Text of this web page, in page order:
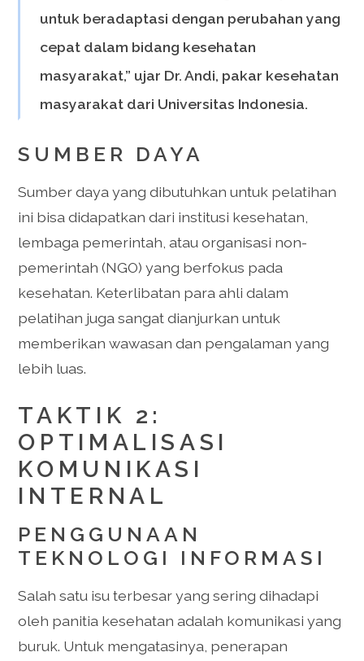
untuk beradaptasi dengan perubahan yang
cepat dalam bidang kesehatan
masyarakat,” ujar Dr. Andi, pakar kesehatan
masyarakat dari Universitas Indonesia.
SUMBER DAYA
Sumber daya yang dibutuhkan untuk pelatihan
ini bisa didapatkan dari institusi kesehatan,
lembaga pemerintah, atau organisasi non-
pemerintah (NGO) yang berfokus pada
kesehatan. Keterlibatan para ahli dalam
pelatihan juga sangat dianjurkan untuk
memberikan wawasan dan pengalaman yang
lebih luas.
TAKTIK 2:
OPTIMALISASI
KOMUNIKASI
INTERNAL
PENGGUNAAN
TEKNOLOGI INFORMASI
Salah satu isu terbesar yang sering dihadapi
oleh panitia kesehatan adalah komunikasi yang
buruk. Untuk mengatasinya, penerapan